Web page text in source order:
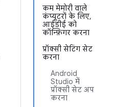
कम मेमोरी वाले
कंप्यूटरों के लिए,
आईडीई को
कॉन्फ़िगर करना
प्रॉक्सी सेटिंग सेट
करना
Android
Studio में
प्रॉक्सी सेट अप
करना